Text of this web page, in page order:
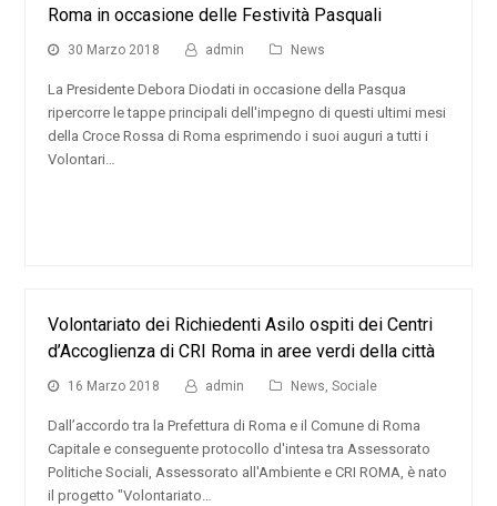
Roma in occasione delle Festività Pasquali
30 Marzo 2018 admin News
La Presidente Debora Diodati in occasione della Pasqua
ripercorre le tappe principali dell'impegno di questi ultimi mesi
della Croce Rossa di Roma esprimendo i suoi auguri a tutti i
Volontari…
Volontariato dei Richiedenti Asilo ospiti dei Centri
d’Accoglienza di CRI Roma in aree verdi della città
16 Marzo 2018 admin News, Sociale
Dall’accordo tra la Prefettura di Roma e il Comune di Roma
Capitale e conseguente protocollo d'intesa tra Assessorato
Politiche Sociali, Assessorato all'Ambiente e CRI ROMA, è nato
il progetto "Volontariato…